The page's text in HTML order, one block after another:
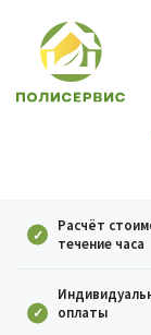
Расчёт
течение часа
оплаты